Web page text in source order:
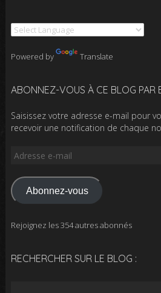
Powered by Translate
ABONNEZ-VOUS À CE BLOG PAR
Saisissez votre adresse e-mail pour
recevoir une notification de chaque
Adresse
mail
Abonnez-vous
Rejoignez les 354 autres abonnés
RECHERCHER SUR LE BLOG :